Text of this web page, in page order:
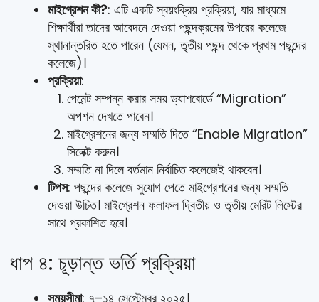
মাইগ্রেশন কী?: এটি একটি স্বয়ংক্রিয় প্রক্রিয়া, যার মাধ্যমে
শিক্ষার্থীরা তাদের আবেদনে দেওয়া পছন্দক্রমের উপরের কলেজে
স্থানান্তরিত হতে পারেন (যেমন, তৃতীয় পছন্দ থেকে প্রথম পছন্দের
কলেজে)।
প্রক্রিয়া:
পেমেন্ট সম্পন্ন করার সময় ড্যাশবোর্ডে “Migration”
অপশন দেখতে পাবেন।
মাইগ্রেশনের জন্য সম্মতি দিতে “Enable Migration”
সিলেক্ট করুন।
সম্মতি না দিলে বর্তমান নির্বাচিত কলেজেই থাকবেন।
টিপস: পছন্দের কলেজে সুযোগ পেতে মাইগ্রেশনের জন্য সম্মতি
দেওয়া উচিত। মাইগ্রেশন ফলাফল দ্বিতীয় ও তৃতীয় মেরিট লিস্টের
সাথে প্রকাশিত হবে।
ধাপ ৪: চূড়ান্ত ভর্তি প্রক্রিয়া
সময়সীমা: ৭–১৪ সেপ্টেম্বর ২০২৫।